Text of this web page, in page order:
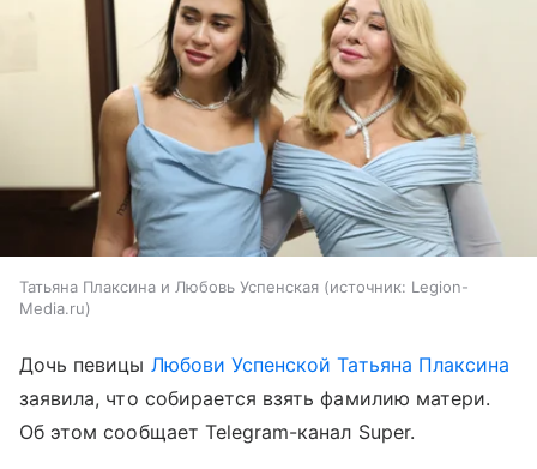
Татьяна Плаксина и Любовь Успенская источник: Legion-
Media.ru
Дочь певицы Любови Успенской Татьяна Плаксина
заявила, что собирается взять фамилию матери.
Об этом сообщает Telegram-канал Super.